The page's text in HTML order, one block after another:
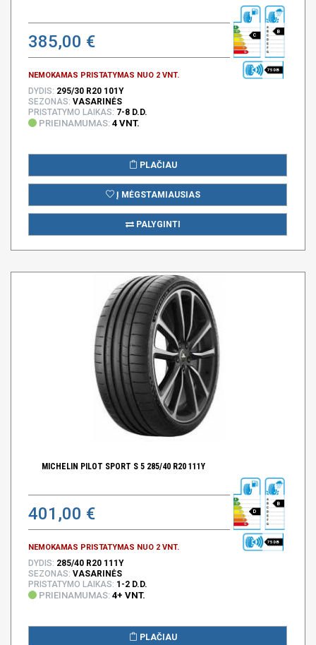
385,00 €
NEMOKAMAS PRISTATYMAS NUO 2 VNT.
C
B
75 DB
DYDIS: 295/30 R20 101Y
SEZONAS: VASARINĖS
PRISTATYMO LAIKAS: 7-8 D.D.
PRIEINAMUMAS: 4 VNT.
PLAČIAU
Į MĖGSTAMIAUSIAS
PALYGINTI
MICHELIN PILOT SPORT S 5 285/40 R20 111Y
401,00 €
NEMOKAMAS PRISTATYMAS NUO 2 VNT.
D
B
75 DB
DYDIS: 285/40 R20 111Y
SEZONAS: VASARINĖS
PRISTATYMO LAIKAS: 1-2 D.D.
PRIEINAMUMAS: 4+ VNT.
PLAČIAU